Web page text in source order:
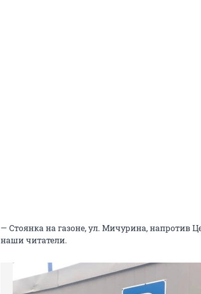
— Стоянка на газоне, ул. Мичурина, напротив
наши читатели.